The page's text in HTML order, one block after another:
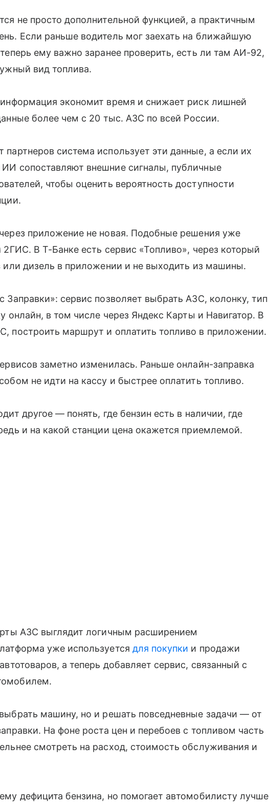
не просто дополнительной функцией, а практичным
Если раньше водитель мог заехать на ближайшую
ему важно заранее проверить, есть ли там АИ-92,
вид топлива.
экономит время и снижает риск лишней
более чем с 20 тыс. АЗС по всей России.
система использует эти данные, а если их
сопоставляют внешние сигналы, публичные
чтобы оценить вероятность доступности
приложение не новая. Подобные решения уже
В Т-Банке есть сервис «Топливо», через который
или дизель в приложении и не выходить из машины.
Заправки»: сервис позволяет выбрать АЗС, колонку, тип
онлайн, в том числе через Яндекс Карты и Навигатор. В
построить маршрут и оплатить топливо в приложении.
заметно изменилась. Раньше онлайн-заправка
не идти на кассу и быстрее оплатить топливо.
другое — понять, где бензин есть в наличии, где
и на какой станции цена окажется приемлемой.
АЗС выглядит логичным расширением
уже используется для покупки и продажи
а теперь добавляет сервис, связанный с
машину, но и решать повседневные задачи — от
На фоне роста цен и перебоев с топливом часть
смотреть на расход, стоимость обслуживания и
дефицита бензина, но помогает автомобилисту лучше